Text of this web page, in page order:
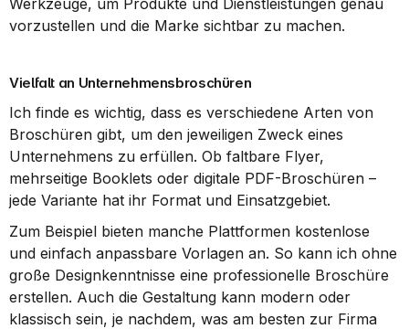
Werkzeuge, um Produkte und Dienstleistungen genau
vorzustellen und die Marke sichtbar zu machen.
Vielfalt an Unternehmensbroschüren
Ich finde es wichtig, dass es verschiedene Arten von
Broschüren gibt, um den jeweiligen Zweck eines
Unternehmens zu erfüllen. Ob faltbare Flyer,
mehrseitige Booklets oder digitale PDF-Broschüren –
jede Variante hat ihr Format und Einsatzgebiet.
Zum Beispiel bieten manche Plattformen kostenlose
und einfach anpassbare Vorlagen an. So kann ich ohne
große Designkenntnisse eine professionelle Broschüre
erstellen. Auch die Gestaltung kann modern oder
klassisch sein, je nachdem, was am besten zur Firma